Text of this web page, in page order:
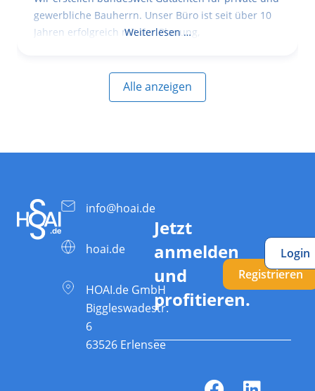
gewerbliche Bauherrn. Unser Büro ist seit über 10
Jahren erfolgreich mit der Planung,
Weiterlesen …
Alle anzeigen
info@hoai.de
hoai.de
HOAI.de GmbH
Biggleswadestr.
6
63526 Erlensee
Jetzt
anmelden
und
profitieren.
Registrieren
Login